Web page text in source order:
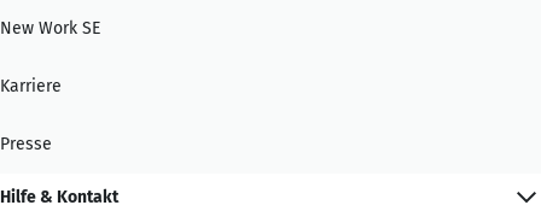
New Work SE
Karriere
Presse
Hilfe & Kontakt